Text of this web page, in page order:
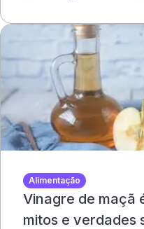
Alimentação
Vinagre de maçã
mitos e verdades